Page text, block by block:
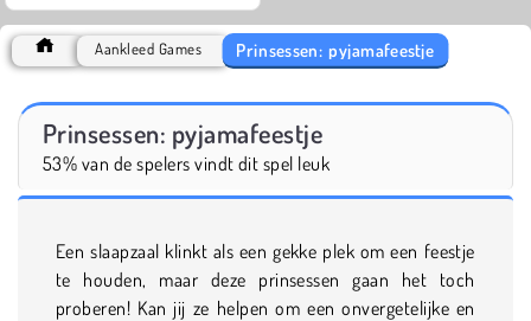
Aankleed Games Prinsessen: pyjamafeestje
Prinsessen: pyjamafeestje
53% van de spelers vindt dit spel leuk
Een slaapzaal klinkt als een gekke plek om een feestje
te houden, maar deze prinsessen gaan het toch
proberen! Kan jij ze helpen om een onvergetelijke en